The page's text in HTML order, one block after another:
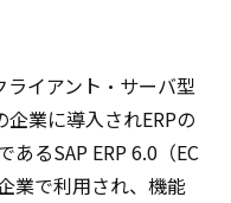
イアント・サーバ型
業に導入されERPの
るSAP ERP 6.0（EC
業で利用され、機能